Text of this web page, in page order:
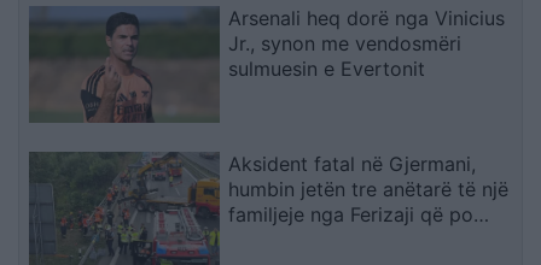
Arsenali heq dorë nga Vinicius
Jr., synon me vendosmëri
sulmuesin e Evertonit
Aksident fatal në Gjermani,
humbin jetën tre anëtarë të një
familjeje nga Ferizaji që po